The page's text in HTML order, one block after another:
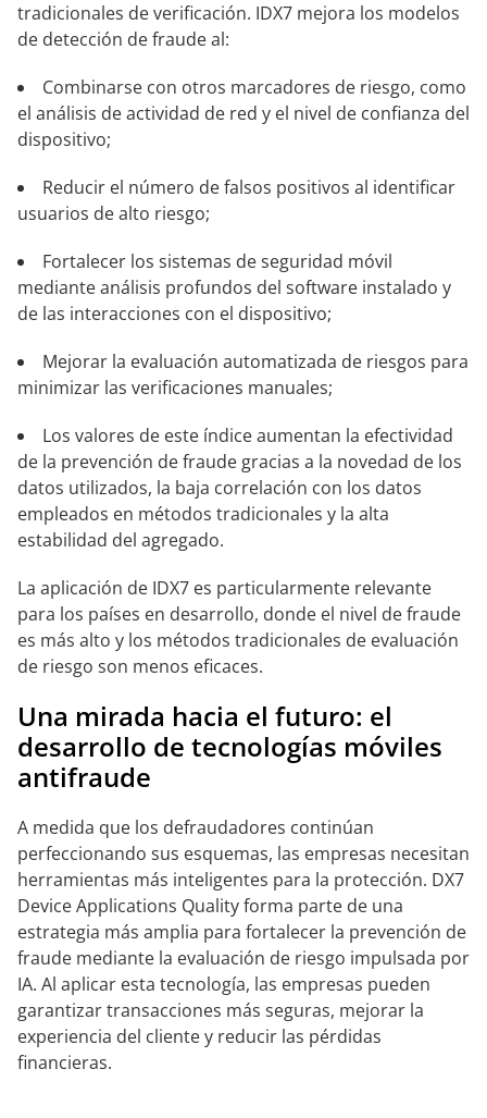
tradicionales de verificación. IDX7 mejora los modelos
de detección de fraude al:
Combinarse con otros marcadores de riesgo, como
el análisis de actividad de red y el nivel de confianza del
dispositivo;
Reducir el número de falsos positivos al identificar
usuarios de alto riesgo;
Fortalecer los sistemas de seguridad móvil
mediante análisis profundos del software instalado y
de las interacciones con el dispositivo;
Mejorar la evaluación automatizada de riesgos para
minimizar las verificaciones manuales;
Los valores de este índice aumentan la efectividad
de la prevención de fraude gracias a la novedad de los
datos utilizados, la baja correlación con los datos
empleados en métodos tradicionales y la alta
estabilidad del agregado.
La aplicación de IDX7 es particularmente relevante
para los países en desarrollo, donde el nivel de fraude
es más alto y los métodos tradicionales de evaluación
de riesgo son menos eficaces.
Una mirada hacia el futuro: el
desarrollo de tecnologías móviles
antifraude
A medida que los defraudadores continúan
perfeccionando sus esquemas, las empresas necesitan
herramientas más inteligentes para la protección. DX7
Device Applications Quality forma parte de una
estrategia más amplia para fortalecer la prevención de
fraude mediante la evaluación de riesgo impulsada por
IA. Al aplicar esta tecnología, las empresas pueden
garantizar transacciones más seguras, mejorar la
experiencia del cliente y reducir las pérdidas
financieras.